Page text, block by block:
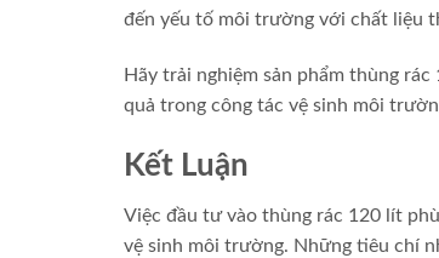
đến yếu tố môi trường với chất liệu
Hãy trải nghiệm sản phẩm thùng rác
quả trong công tác vệ sinh môi
Kết Luận
Việc đầu tư vào thùng rác 120 lít
vệ sinh môi trường. Những tiêu chí